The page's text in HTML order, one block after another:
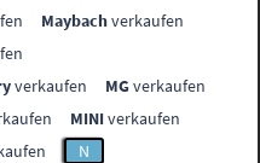
Maybachverkaufen
verkaufen MGverkaufen
MINIverkaufen
N